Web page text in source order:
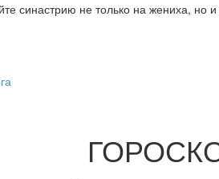
синастрию не только на жениха, но